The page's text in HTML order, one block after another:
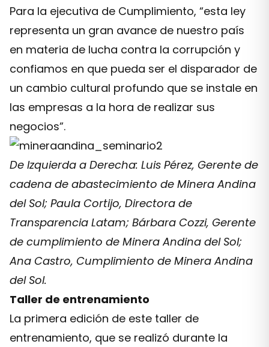
Para la ejecutiva de Cumplimiento, “esta ley
representa un gran avance de nuestro país
en materia de lucha contra la corrupción y
confiamos en que pueda ser el disparador de
un cambio cultural profundo que se instale en
las empresas a la hora de realizar sus
negocios”.
De Izquierda a Derecha: Luis Pérez, Gerente de
cadena de abastecimiento de Minera Andina
del Sol; Paula Cortijo, Directora de
Transparencia Latam; Bárbara Cozzi, Gerente
de cumplimiento de Minera Andina del Sol;
Ana Castro, Cumplimiento de Minera Andina
del Sol.
Taller de entrenamiento
La primera edición de este taller de
entrenamiento, que se realizó durante la